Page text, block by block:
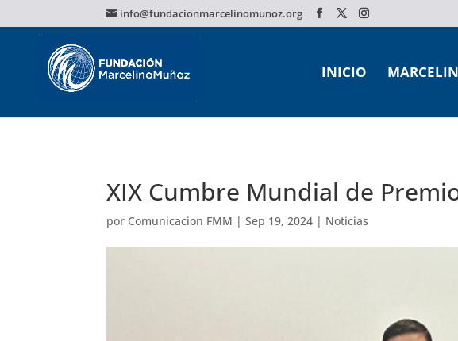
info@fundacionmarcelinomunoz.org
INICIO
XIX Cumbre Mundial de
por Comunicacion FMM |Sep 19, 2024 | Noticias